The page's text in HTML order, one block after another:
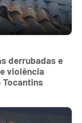
derrubadas e
violência